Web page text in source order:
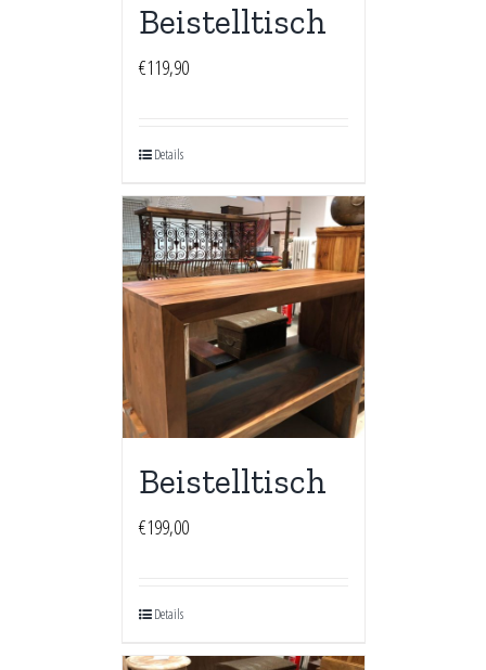
Beistelltisch
€119,90
Details
Beistelltisch
€199,00
Details